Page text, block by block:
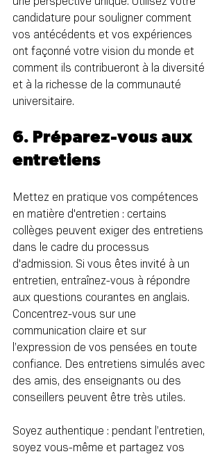
candidature pour souligner comment
vos antécédents et vos expériences
ont façonné votre vision du monde et
comment ils contribueront à la diversité
et à la richesse de la communauté
universitaire.
6. Préparez-vous aux
entretiens
Mettez en pratique vos compétences
en matière d'entretien : certains
collèges peuvent exiger des entretiens
dans le cadre du processus
d'admission. Si vous êtes invité à un
entretien, entraînez-vous à répondre
aux questions courantes en anglais.
Concentrez-vous sur une
communication claire et sur
l’expression de vos pensées en toute
confiance. Des entretiens simulés avec
des amis, des enseignants ou des
conseillers peuvent être très utiles.
Soyez authentique : pendant l’entretien,
soyez vous-même et partagez vos